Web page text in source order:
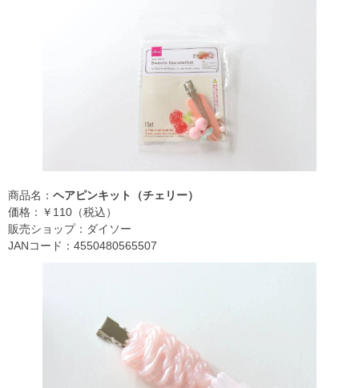
商品名： ヘアピンキット（チェリー）
価格：￥110（税込）
販売ショップ：ダイソー
JANコード：4550480565507